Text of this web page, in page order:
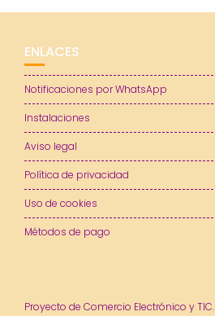
ENLACES
Notificaciones por WhatsApp
Instalaciones
Aviso legal
Política de privacidad
Uso de cookies
Métodos de pago
Proyecto de Comercio Electrónico y TIC.